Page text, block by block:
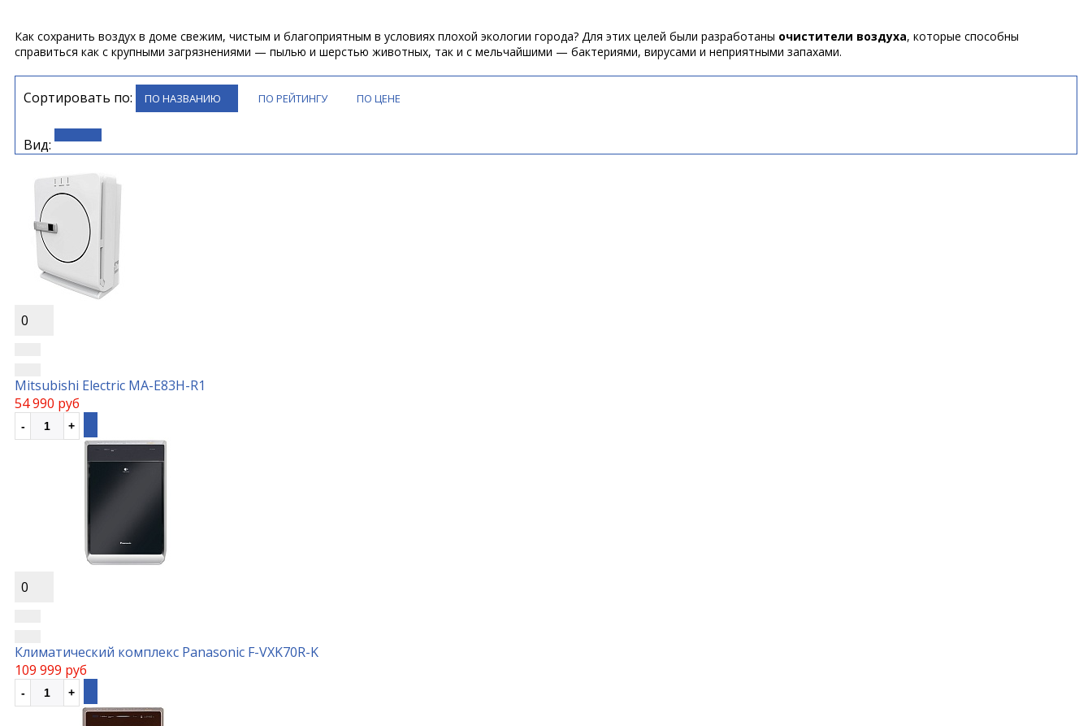
Как сохранить воздух в доме свежим, чистым и благоприятным в условиях плохой экологии города? Для этих целей были разработаны очистители воздуха, которые способны
справиться как с крупными загрязнениями — пылью и шерстью животных, так и с мельчайшими — бактериями, вирусами и неприятными запахами.
Сортировать по: ПО НАЗВАНИЮ ПО РЕЙТИНГУ ПО ЦЕНЕ
Вид:
0
Mitsubishi Electric MA-E83H-R1
54 990 руб
0
Климатический комплекс Panasonic F-VXK70R-K
109 999 руб